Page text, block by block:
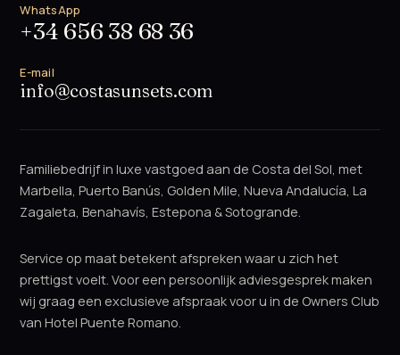
WhatsApp
+34 656 38 68 36
E-mail
info@costasunsets.com
Familiebedrijf in luxe vastgoed aan de Costa del Sol, met
Marbella, Puerto Banús, Golden Mile, Nueva Andalucía, La
Zagaleta, Benahavís, Estepona & Sotogrande.
Service op maat betekent afspreken waar u zich het
prettigst voelt. Voor een persoonlijk adviesgesprek maken
wij graag een exclusieve afspraak voor u in de Owners Club
van Hotel Puente Romano.